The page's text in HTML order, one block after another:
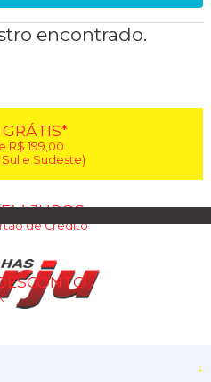
encontrado.
R$ 199,00
e Sudeste)
JUROS
de Crédito